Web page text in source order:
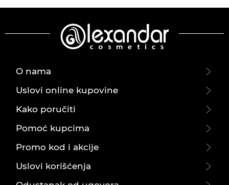
O nama
Uslovi online kupovine
Kako poručiti
Pomoć kupcima
Promo kod i akcije
Uslovi korišćenja